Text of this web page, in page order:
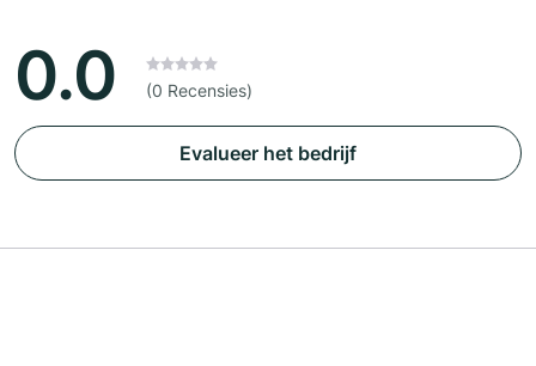
0.0 (0 Recensies)
Evalueer het bedrijf